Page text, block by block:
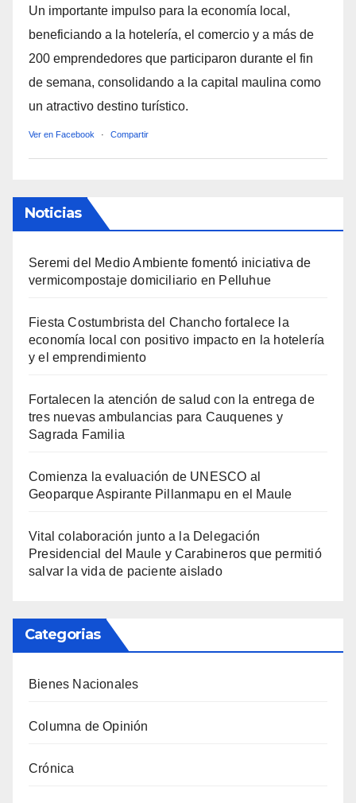
Un importante impulso para la economía local,
beneficiando a la hotelería, el comercio y a más de
200 emprendedores que participaron durante el fin
de semana, consolidando a la capital maulina como
un atractivo destino turístico.
Ver en Facebook · Compartir
Noticias
Seremi del Medio Ambiente fomentó iniciativa de
vermicompostaje domiciliario en Pelluhue
Fiesta Costumbrista del Chancho fortalece la
economía local con positivo impacto en la hotelería
y el emprendimiento
Fortalecen la atención de salud con la entrega de
tres nuevas ambulancias para Cauquenes y
Sagrada Familia
Comienza la evaluación de UNESCO al
Geoparque Aspirante Pillanmapu en el Maule
Vital colaboración junto a la Delegación
Presidencial del Maule y Carabineros que permitió
salvar la vida de paciente aislado
Categorias
Bienes Nacionales
Columna de Opinión
Crónica